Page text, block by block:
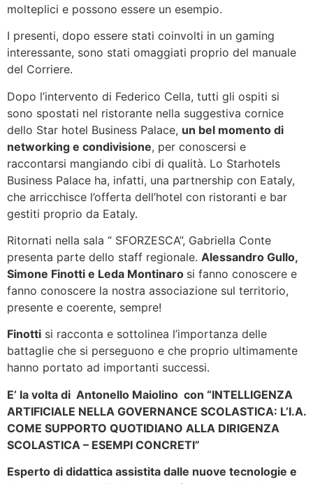
molteplici e possono essere un esempio.
I presenti, dopo essere stati coinvolti in un gaming
interessante, sono stati omaggiati proprio del manuale
del Corriere.
Dopo l’intervento di Federico Cella, tutti gli ospiti si
sono spostati nel ristorante nella suggestiva cornice
dello Star hotel Business Palace, un bel momento di
networking e condivisione, per conoscersi e
raccontarsi mangiando cibi di qualità. Lo Starhotels
Business Palace ha, infatti, una partnership con Eataly,
che arricchisce l’offerta dell’hotel con ristoranti e bar
gestiti proprio da Eataly.
Ritornati nella sala “ SFORZESCA”, Gabriella Conte
presenta parte dello staff regionale. Alessandro Gullo,
Simone Finotti e Leda Montinaro si fanno conoscere e
fanno conoscere la nostra associazione sul territorio,
presente e coerente, sempre!
Finotti si racconta e sottolinea l’importanza delle
battaglie che si perseguono e che proprio ultimamente
hanno portato ad importanti successi.
E’ la volta di Antonello Maiolino con “INTELLIGENZA
ARTIFICIALE NELLA GOVERNANCE SCOLASTICA: L’I.A.
COME SUPPORTO QUOTIDIANO ALLA DIRIGENZA
SCOLASTICA – ESEMPI CONCRETI”
Esperto di didattica assistita dalle nuove tecnologie e